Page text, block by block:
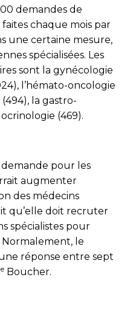
demandes de
chaque mois par
une certaine mesure,
spécialisées. Les
sont la gynécologie
l’hémato-oncologie
la gastro-
(469).
demande pour les
augmenter
des médecins
qu’elle doit recruter
spécialistes pour
le
réponse entre sept
Boucher.